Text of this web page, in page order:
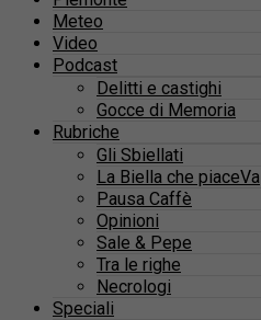
Meteo
Video
Podcast
Delitti e castighi
Gocce di Memoria
Rubriche
Gli Sbiellati
La Biella che piaceVa
Pausa Caffè
Opinioni
Sale & Pepe
Tra le righe
Necrologi
Speciali